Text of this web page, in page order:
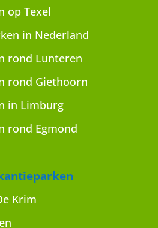
op Texel
in Nederland
rond Lunteren
rond Giethoorn
in Limburg
rond Egmond
Krim